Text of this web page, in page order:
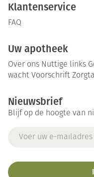
Klantenservice
FAQ
Uw apotheek
Over ons Nuttige links
wacht Voorschrift
Nieuwsbrief
Blijf op de hoogte van